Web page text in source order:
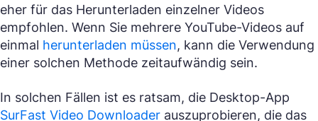
eher für das Herunterladen einzelner Videos
empfohlen. Wenn Sie mehrere YouTube-Videos auf
einmal herunterladen müssen, kann die Verwendung
einer solchen Methode zeitaufwändig sein.
In solchen Fällen ist es ratsam, die Desktop-App
SurFast Video Downloader auszuprobieren, die das